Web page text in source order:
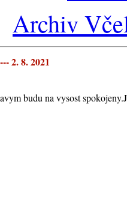
Archiv
2. 8. 2021
budu na vysost